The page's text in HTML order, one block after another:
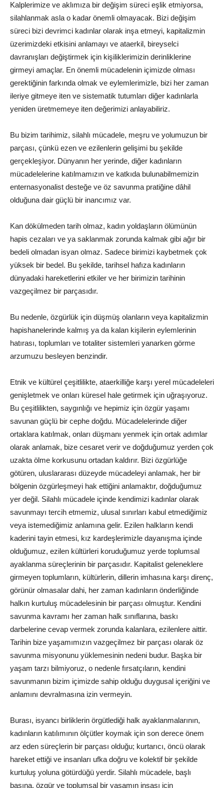
Kalplerimize ve aklımıza bir değişim süreci eşlik etmiyorsa,
silahlanmak asla o kadar önemli olmayacak. Bizi değişim
süreci bizi devrimci kadınlar olarak inşa etmeyi, kapitalizmin
üzerimizdeki etkisini anlamayı ve ataerkil, bireyselci
davranışları değiştirmek için kişiliklerimizin derinliklerine
girmeyi amaçlar. En önemli mücadelenin içimizde olması
gerektiğinin farkında olmak ve eylemlerimizle, bizi her zaman
ileriye gitmeye iten ve sistematik tutumları diğer kadınlarla
yeniden üretmemeye iten değerimizi anlayabiliriz.
Bu bizim tarihimiz, silahlı mücadele, meşru ve yolumuzun bir
parçası, çünkü ezen ve ezilenlerin gelişimi bu şekilde
gerçekleşiyor. Dünyanın her yerinde, diğer kadınların
mücadelelerine katılmamızın ve katkıda bulunabilmemizin
enternasyonalist desteğe ve öz savunma pratiğine dâhil
olduğuna dair güçlü bir inancımız var.
Kan dökülmeden tarih olmaz, kadın yoldaşların ölümünün
hapis cezaları ve ya saklanmak zorunda kalmak gibi ağır bir
bedeli olmadan isyan olmaz. Sadece birimizi kaybetmek çok
yüksek bir bedel. Bu şekilde, tarihsel hafıza kadınların
dünyadaki hareketlerini etkiler ve her birimizin tarihinin
vazgeçilmez bir parçasıdır.
Bu nedenle, özgürlük için düşmüş olanların veya kapitalizmin
hapishanelerinde kalmış ya da kalan kişilerin eylemlerinin
hatırası, toplumları ve totaliter sistemleri yanarken görme
arzumuzu besleyen benzindir.
Etnik ve kültürel çeşitlilikte, ataerkilliğe karşı yerel mücadeleleri
genişletmek ve onları küresel hale getirmek için uğraşıyoruz.
Bu çeşitlilikten, saygınlığı ve hepimiz için özgür yaşamı
savunan güçlü bir cephe doğdu. Mücadelelerinde diğer
ortaklara katılmak, onları düşmanı yenmek için ortak adımlar
olarak anlamak, bize cesaret verir ve doğduğumuz yerden çok
uzakta ölme korkusunu ortadan kaldırır. Bizi özgürlüğe
götüren, uluslararası düzeyde mücadeleyi anlamak, her bir
bölgenin özgürleşmeyi hak ettiğini anlamaktır, doğduğumuz
yer değil. Silahlı mücadele içinde kendimizi kadınlar olarak
savunmayı tercih etmemiz, ulusal sınırları kabul etmediğimiz
veya istemediğimiz anlamına gelir. Ezilen halkların kendi
kaderini tayin etmesi, kız kardeşlerimizle dayanışma içinde
olduğumuz, ezilen kültürleri koruduğumuz yerde toplumsal
ayaklanma süreçlerinin bir parçasıdır. Kapitalist geleneklere
girmeyen toplumların, kültürlerin, dillerin imhasına karşı direnç,
görünür olmasalar dahi, her zaman kadınların önderliğinde
halkın kurtuluş mücadelesinin bir parçası olmuştur. Kendini
savunma kavramı her zaman halk sınıflarına, baskı
darbelerine cevap vermek zorunda kalanlara, ezilenlere aittir.
Tarihin bize yaşamımızın vazgeçilmez bir parçası olarak öz
savunma misyonunu yüklemesinin nedeni budur. Başka bir
yaşam tarzı bilmiyoruz, o nedenle fırsatçıların, kendini
savunmanın bizim içimizde sahip olduğu duygusal içeriğini ve
anlamını devralmasına izin vermeyin.
Burası, isyancı birliklerin örgütlediği halk ayaklanmalarının,
kadınların katılımının ölçütler koymak için son derece önem
arz eden süreçlerin bir parçası olduğu; kurtarıcı, öncü olarak
hareket ettiği ve insanları ufka doğru ve kolektif bir şekilde
kurtuluş yoluna götürdüğü yerdir. Silahlı mücadele, başlı
başına, özgür ve toplumsal bir yaşamın inşası için